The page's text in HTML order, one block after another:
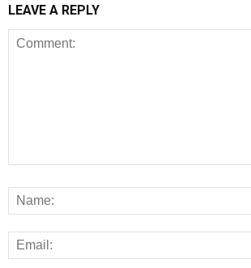
LEAVE A REPLY